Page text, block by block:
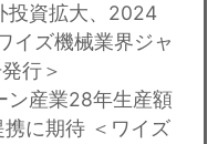
投資拡大、2024
イズ機械業界ジャ
行＞
ン産業28年生産額
に期待 ＜ワイズ